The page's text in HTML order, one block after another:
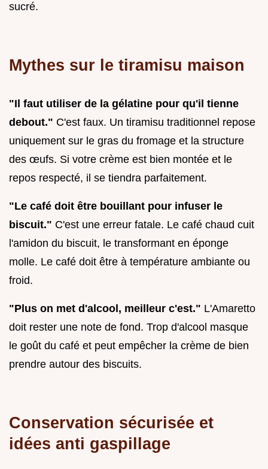
sucré.
Mythes sur le tiramisu maison
"Il faut utiliser de la gélatine pour qu'il tienne
debout." C'est faux. Un tiramisu traditionnel repose
uniquement sur le gras du fromage et la structure
des œufs. Si votre crème est bien montée et le
repos respecté, il se tiendra parfaitement.
"Le café doit être bouillant pour infuser le
biscuit." C'est une erreur fatale. Le café chaud cuit
l'amidon du biscuit, le transformant en éponge
molle. Le café doit être à température ambiante ou
froid.
"Plus on met d'alcool, meilleur c'est." L'Amaretto
doit rester une note de fond. Trop d'alcool masque
le goût du café et peut empêcher la crème de bien
prendre autour des biscuits.
Conservation sécurisée et
idées anti gaspillage